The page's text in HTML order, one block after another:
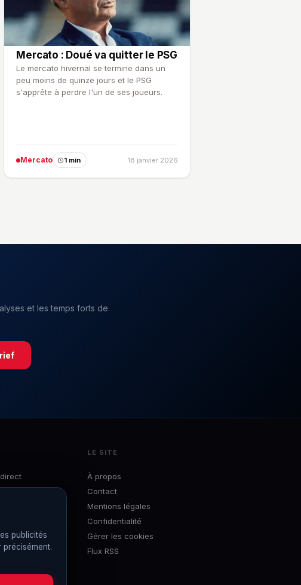
Mercato : Doué va quitter le PSG
Le mercato hivernal se termine dans un
peu moins de quinze jours et le PSG
s'apprête à perdre l'un de ses joueurs.
Mercato 1 min 18 janvier 2026
et les temps forts de
LE SITE
À propos
Contact
Mentions légales
Confidentialité
Gérer les cookies
Flux RSS
publicités